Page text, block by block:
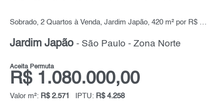
Sobrado, 2 Quartos à Venda, Jardim Japão, 420 m² por R$ 1.080.000,00
Jardim Japão - São Paulo - Zona Norte
Aceita Permuta
R$ 1.080.000,00
Valor m²: R$ 2.571 IPTU: R$ 4.258